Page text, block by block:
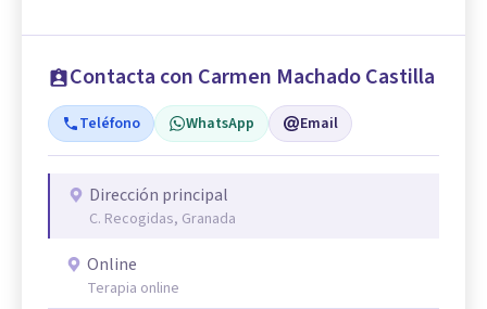
Contacta con Carmen Machado Castilla
Teléfono WhatsApp Email
Dirección principal
C. Recogidas, Granada
Online
Terapia online